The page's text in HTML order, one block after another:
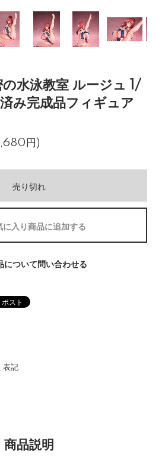
の水泳教室 ルージュ 1/
み完成品フィギュア
円)
売り切れ
に入り商品に追加する
について問い合わせる
表記
商品説明